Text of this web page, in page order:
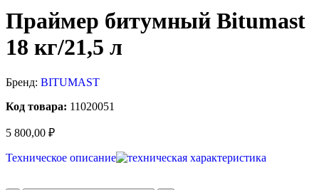
Праймер битумный Bitumast
18 кг/21,5 л
Бренд: BITUMAST
Код товара: 11020051
5 800,00 ₽
Техническое описание